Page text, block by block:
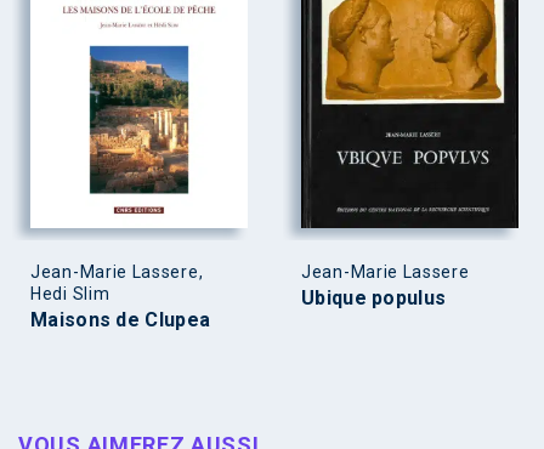
Jean-Marie Lassere,
Hedi Slim
Maisons de Clupea
Jean-Marie Lassere
Ubique populus